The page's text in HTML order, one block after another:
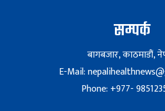
सम्पर्क
बागबजार, काठमाडौं,
E-Mail:
Phone: +977-